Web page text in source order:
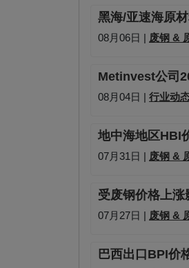
黑海/亚速海原
08月06日 | 废钢 &
Metinvest公司
08月04日 | 行业动
地中海地区HBI
07月31日 | 废钢 &
受废钢价格上
07月27日 | 废钢 &
巴西出口BPI价